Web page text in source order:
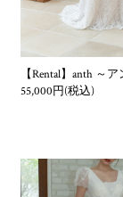
2. お申込み方法
のドレス決済を
いたします。
3. レンタル商品
た場合は、当社
また、当社で私
間当社にて保管
【Rental】anth ～
55,000円(税込)